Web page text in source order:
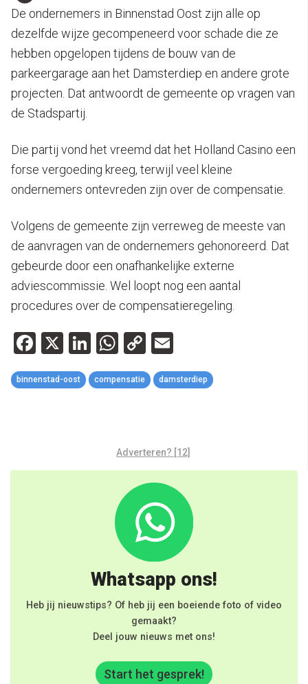
De ondernemers in Binnenstad Oost zijn alle op
dezelfde wijze gecompeneerd voor schade die ze
hebben opgelopen tijdens de bouw van de
parkeergarage aan het Damsterdiep en andere grote
projecten. Dat antwoordt de gemeente op vragen van
de Stadspartij.
Die partij vond het vreemd dat het Holland Casino een
forse vergoeding kreeg, terwijl veel kleine
ondernemers ontevreden zijn over de compensatie.
Volgens de gemeente zijn verreweg de meeste van
de aanvragen van de ondernemers gehonoreerd. Dat
gebeurde door een onafhankelijke externe
adviescommissie. Wel loopt nog een aantal
procedures over de compensatieregeling.
Facebook
X LinkedIn
WhatsApp
Copy
Link
binnenstad-oost compensatie damsterdiep
Adverteren? [12]
Whatsapp ons!
Heb jij nieuwstips? Of heb jij een boeiende foto of video
gemaakt?
Deel jouw nieuws met ons!
Start het gesprek!